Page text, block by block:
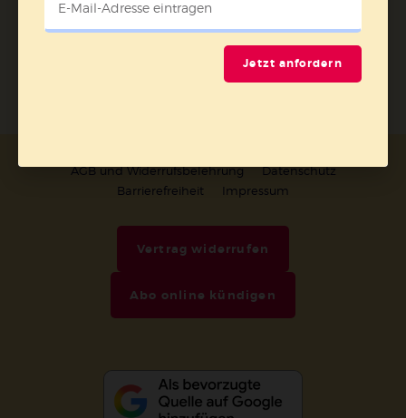
AGB und Widerrufsbelehrung
Datenschutz
Barrierefreiheit
Impressum
Vertrag widerrufen
Abo online kündigen
Jetzt anfordern